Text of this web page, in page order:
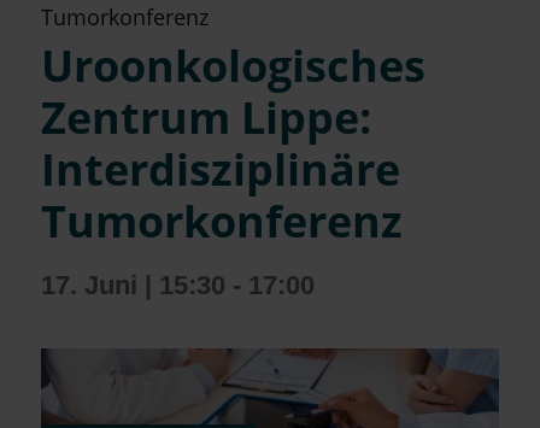
Tumorkonferenz
Uroonkologisches
Zentrum Lippe:
Interdisziplinäre
Tumorkonferenz
17. Juni | 15:30 - 17:00